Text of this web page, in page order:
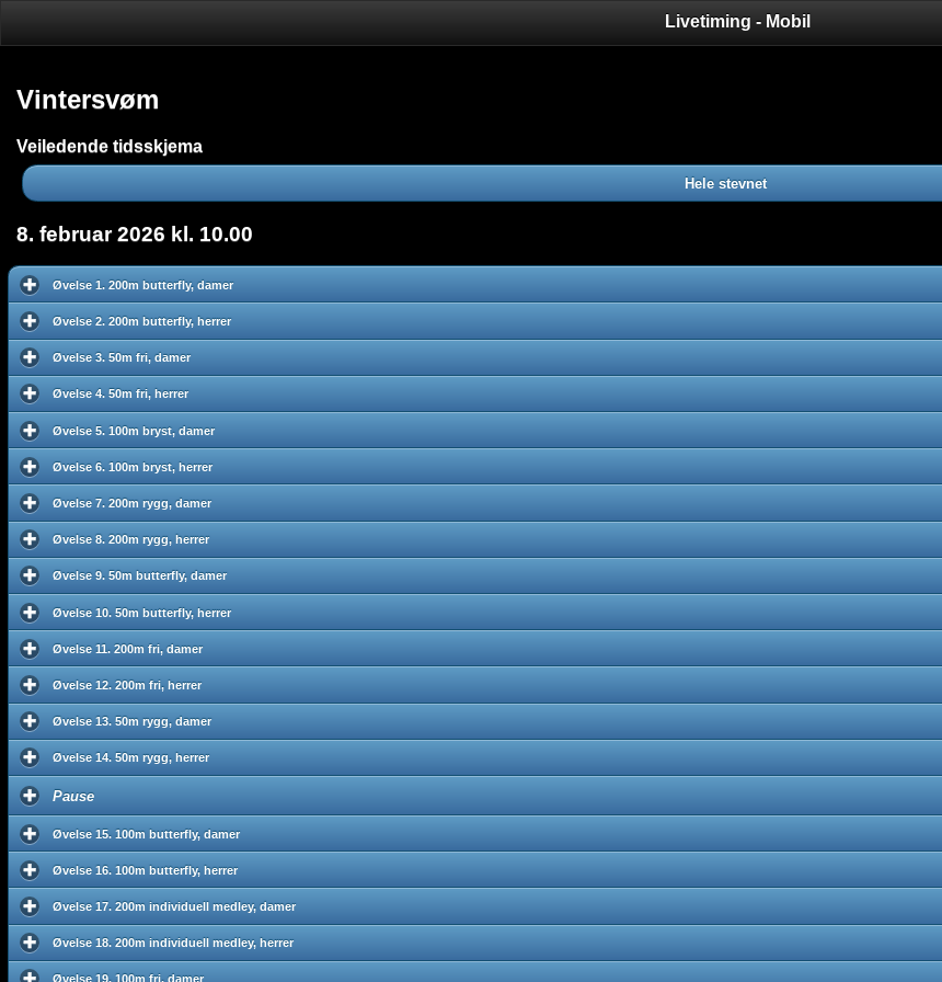
Livetiming - Mobil
Vintersvøm
Veiledende tidsskjema
Hele stevnet
8. februar 2026 kl. 10.00
Øvelse 1. 200m butterfly, damer
Øvelse 2. 200m butterfly, herrer
Øvelse 3. 50m fri, damer
Øvelse 4. 50m fri, herrer
Øvelse 5. 100m bryst, damer
Øvelse 6. 100m bryst, herrer
Øvelse 7. 200m rygg, damer
Øvelse 8. 200m rygg, herrer
Øvelse 9. 50m butterfly, damer
Øvelse 10. 50m butterfly, herrer
Øvelse 11. 200m fri, damer
Øvelse 12. 200m fri, herrer
Øvelse 13. 50m rygg, damer
Øvelse 14. 50m rygg, herrer
Pause
Øvelse 15. 100m butterfly, damer
Øvelse 16. 100m butterfly, herrer
Øvelse 17. 200m individuell medley, damer
Øvelse 18. 200m individuell medley, herrer
Øvelse 19. 100m fri, damer